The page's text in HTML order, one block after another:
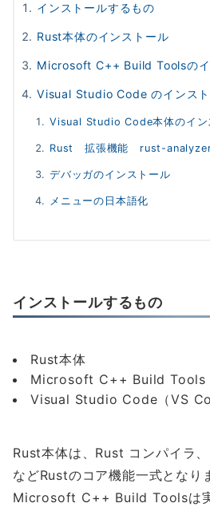
インストールするもの
Rust本体のインストール
Microsoft C++ Build Toolsのイ
Visual Studio Code のインス
Visual Studio Code本体のイン
Rust 拡張機能 rust-analyzer
デバッガのインストール
メニューの日本語化
インストールするもの
Rust本体
Microsoft C++ Build Tools
Visual Studio Code（VS
Rust本体は、Rust コンパイラ
などRustのコア機能一式となり
Microsoft C++ Build Toolsは